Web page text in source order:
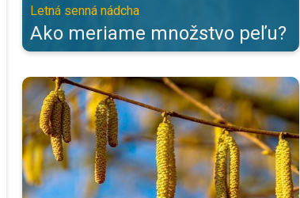
Letná senná nádcha
Ako meriame množstvo peľu?
Prvý peľ sa už nesie vo vzduchu. Alergici, pozor!. . .